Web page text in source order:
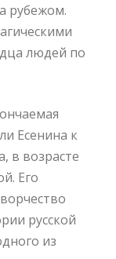
рубежом.
людей по
Есенина к
в возрасте
Его
русской
из